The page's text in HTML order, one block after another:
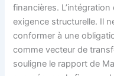
financières.
exigence structurelle. Il
conformer à une
comme vecteur de
souligne le rapport de